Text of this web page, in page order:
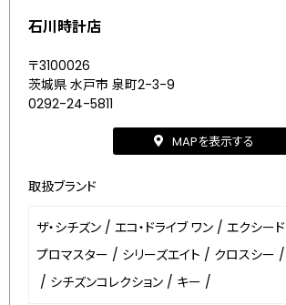
石川時計店
〒3100026
茨城県 水戸市 泉町2-3-9
0292-24-5811
MAPを表示する
取扱ブランド
ザ・シチズン / エコ・ドライブ ワン / エクシード
プロマスター / シリーズエイト / クロスシー /
/ シチズンコレクション / キー /